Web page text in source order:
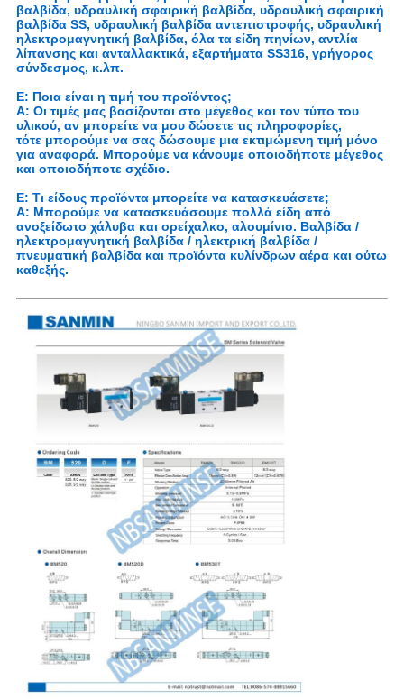
βαλβίδα, υδραυλική σφαιρική βαλβίδα, υδραυλική σφαιρική
βαλβίδα SS, υδραυλική βαλβίδα αντεπιστροφής, υδραυλική
ηλεκτρομαγνητική βαλβίδα, όλα τα είδη πηνίων, αντλία
λίπανσης και ανταλλακτικά, εξαρτήματα SS316, γρήγορος
σύνδεσμος, κ.λπ.
Ε: Ποια είναι η τιμή του προϊόντος;
Α: Οι τιμές μας βασίζονται στο μέγεθος και τον τύπο του
υλικού, αν μπορείτε να μου δώσετε τις πληροφορίες,
τότε μπορούμε να σας δώσουμε μια εκτιμώμενη τιμή μόνο
για αναφορά. Μπορούμε να κάνουμε οποιοδήποτε μέγεθος
και οποιοδήποτε σχέδιο.
Ε: Τι είδους προϊόντα μπορείτε να κατασκευάσετε;
Α: Μπορούμε να κατασκευάσουμε πολλά είδη από
ανοξείδωτο χάλυβα και ορείχαλκο, αλουμίνιο. Βαλβίδα /
ηλεκτρομαγνητική βαλβίδα / ηλεκτρική βαλβίδα /
πνευματική βαλβίδα και προϊόντα κυλίνδρων αέρα και ούτω
καθεξής.